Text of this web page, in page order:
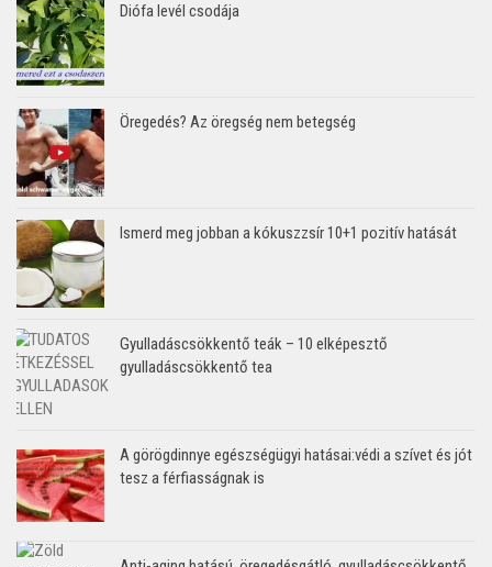
Diófa levél csodája
Öregedés? Az öregség nem betegség
Ismerd meg jobban a kókuszzsír 10+1 pozitív hatását
Gyulladáscsökkentő teák – 10 elképesztő
gyulladáscsökkentő tea
A görögdinnye egészségügyi hatásai:védi a szívet és jót
tesz a férfiasságnak is